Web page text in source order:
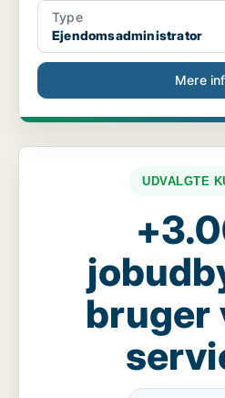
Type
Ejendomsadministrator
Mere
UDVALGTE
bruger